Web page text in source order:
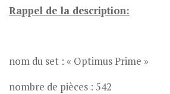
Rappel de la description:
nom du set : « Optimus Prime »
nombre de pièces : 542